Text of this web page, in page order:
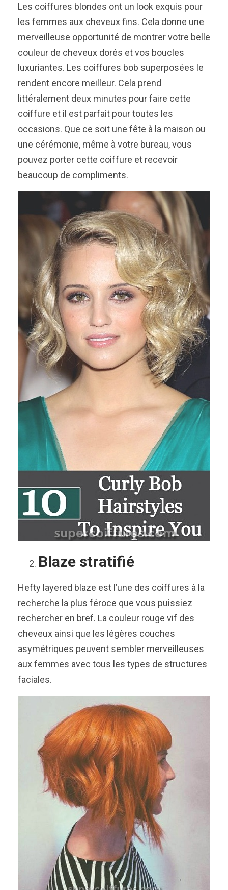
Les coiffures blondes ont un look exquis pour
les femmes aux cheveux fins. Cela donne une
merveilleuse opportunité de montrer votre belle
couleur de cheveux dorés et vos boucles
luxuriantes. Les coiffures bob superposées le
rendent encore meilleur. Cela prend
littéralement deux minutes pour faire cette
coiffure et il est parfait pour toutes les
occasions. Que ce soit une fête à la maison ou
une cérémonie, même à votre bureau, vous
pouvez porter cette coiffure et recevoir
beaucoup de compliments.
Blaze stratifié
Hefty layered blaze est l’une des coiffures à la
recherche la plus féroce que vous puissiez
rechercher en bref. La couleur rouge vif des
cheveux ainsi que les légères couches
asymétriques peuvent sembler merveilleuses
aux femmes avec tous les types de structures
faciales.